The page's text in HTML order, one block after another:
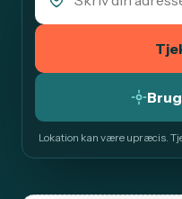
Lokation kan være upræcis.